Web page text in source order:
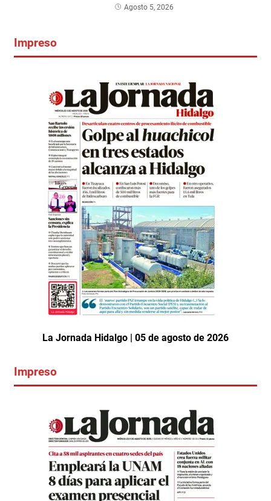
Agosto 5, 2026
Impreso
La Jornada Hidalgo | 05 de agosto de 2026
Impreso